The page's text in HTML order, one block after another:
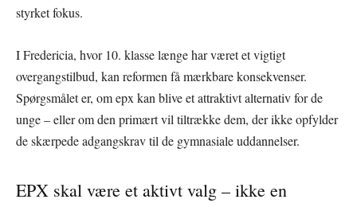
styrket fokus.
I Fredericia, hvor 10. klasse længe har været et vigtigt
overgangstilbud, kan reformen få mærkbare konsekvenser.
Spørgsmålet er, om epx kan blive et attraktivt alternativ for de
unge – eller om den primært vil tiltrække dem, der ikke opfylder
de skærpede adgangskrav til de gymnasiale uddannelser.
EPX skal være et aktivt valg – ikke en